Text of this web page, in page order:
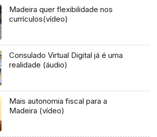
Madeira quer flexibilidade nos
currículos(vídeo)
Consulado Virtual Digital já é uma
realidade (áudio)
Mais autonomia fiscal para a
Madeira (vídeo)